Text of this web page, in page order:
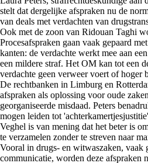
stelt dat dergelijke afspraken nu de
van deals met verdachten van
Ook met de zoon van Ridouan Taghi
Procesafspraken gaan vaak gepaard
kanten: de verdachte werkt mee aan
een mildere straf. Het OM kan tot een
verdachte geen verweer voert of hoger
De rechtbanken in Limburg en
afspraken als oplossing voor oude
georganiseerde misdaad. Peters
mogen leiden tot
Veghel is van mening dat het beter is
te verzamelen zonder te streven naar
Vooral in drugs- en witwaszaken, vaak
communicatie, worden deze afspraken